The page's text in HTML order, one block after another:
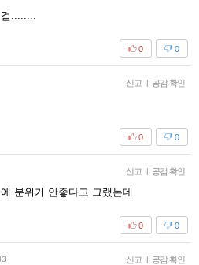
........
0
0
신고 | 공감 확인
0
0
신고 | 공감 확인
분위기 안좋다고 그랬는데
0
0
신고 | 공감 확인